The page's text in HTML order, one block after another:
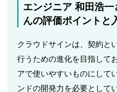
エンジニア 和田浩
んの評価ポイントと
クラウドサインは、契約と
行うための進化を目指して
アで使いやすいものにして
ンドの開発力を必要として